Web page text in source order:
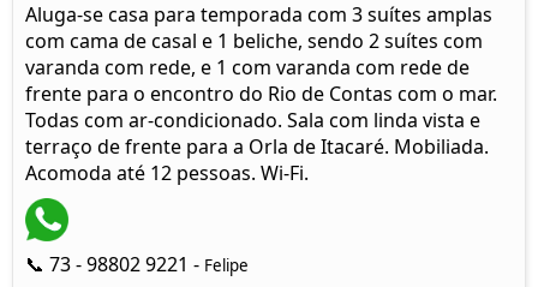
Aluga-se casa para temporada com 3 suítes amplas
com cama de casal e 1 beliche, sendo 2 suítes com
varanda com rede, e 1 com varanda com rede de
frente para o encontro do Rio de Contas com o mar.
Todas com ar-condicionado. Sala com linda vista e
terraço de frente para a Orla de Itacaré. Mobiliada.
Acomoda até 12 pessoas. Wi-Fi.
📞 73 - 98802 9221 - Felipe